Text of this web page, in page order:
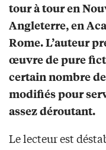
tour à tour en
Angleterre, en
Rome. L’auteur
œuvre de pure
certain nombre
modifiés pour
assez déroutant.
Le lecteur est